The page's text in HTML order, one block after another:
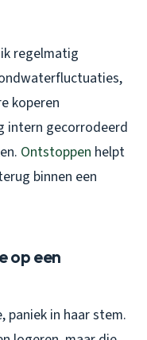
regelmatig
koperen
intern gecorrodeerd
Ontstoppen helpt
binnen een
op een
paniek in haar stem.